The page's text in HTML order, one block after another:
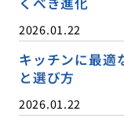
2026.01.22
キッチンに最適
と選び方
2026.01.22